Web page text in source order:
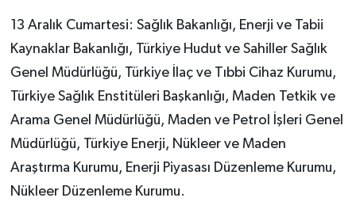
13 Aralık Cumartesi: Sağlık Bakanlığı, Enerji ve Tabii
Kaynaklar Bakanlığı, Türkiye Hudut ve Sahiller Sağlık
Genel Müdürlüğü, Türkiye İlaç ve Tıbbi Cihaz Kurumu,
Türkiye Sağlık Enstitüleri Başkanlığı, Maden Tetkik ve
Arama Genel Müdürlüğü, Maden ve Petrol İşleri Genel
Müdürlüğü, Türkiye Enerji, Nükleer ve Maden
Araştırma Kurumu, Enerji Piyasası Düzenleme Kurumu,
Nükleer Düzenleme Kurumu.